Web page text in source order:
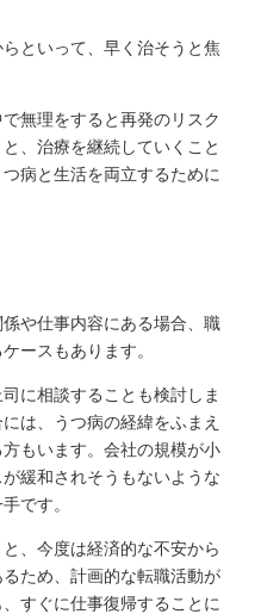
といって、早く治そうと焦
無理をすると再発のリスク
、治療を継続していくこと
病と生活を両立するために
や仕事内容にある場合、職
ースもあります。
に相談することも検討しま
は、うつ病の経緯をふまえ
もいます。会社の規模が小
緩和されそうもないような
です。
、今度は経済的な不安から
ため、計画的な転職活動が
すぐに仕事復帰することに